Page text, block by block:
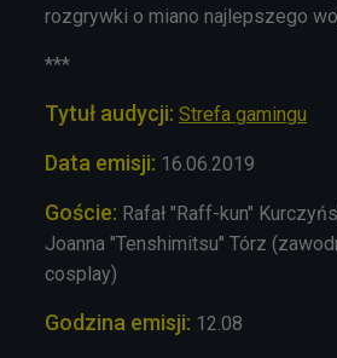
rozgrywki o miano najlepszego
***
Tytuł audycji: Strefa gamingu
Data emisji: 16.06.2019
Goście: Rafał "Raff-kun"
Joanna "Tenshimitsu" Tórz
cosplay)
Godzina emisji: 12.08